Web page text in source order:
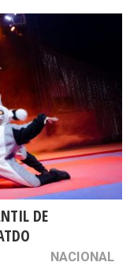
DE
NACIONAL